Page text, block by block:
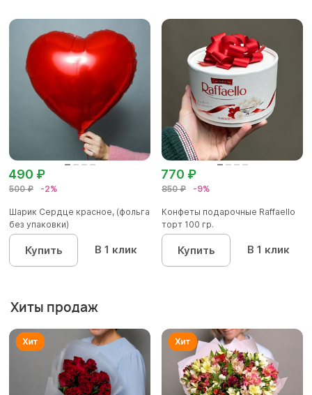
500 ₽ -2%
490 ₽
Шарик Сердце красное, (фольга
без упаковки)
Купить В 1 клик
850 ₽ -9%
770 ₽
Конфеты подарочные Raffaello
торт 100 гр.
Купить В 1 клик
Хиты продаж